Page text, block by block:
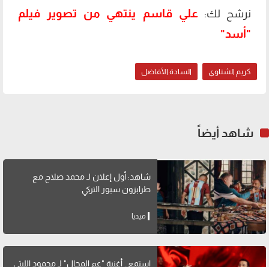
نرشح لك:علي قاسم ينتهي من تصوير فيلم
"أسد"
كريم الشناوي السادة الأفاضل
شاهد أيضاً
شاهد: أول إعلان لـ محمد صلاح مع
طرابزون سبور التركي
ميديا
استمع.. أغنية "عم المجال" لـ محمود الليثي